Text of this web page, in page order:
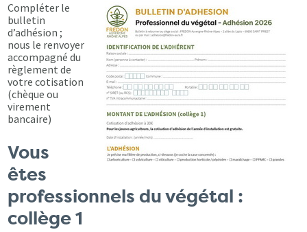
Compléter le
bulletin
d’adhésion ;
nous le renvoyer
accompagné du
règlement de
votre cotisation
(chèque ou
virement
bancaire)
Vous
êtes
professionnels du végétal :
collège 1